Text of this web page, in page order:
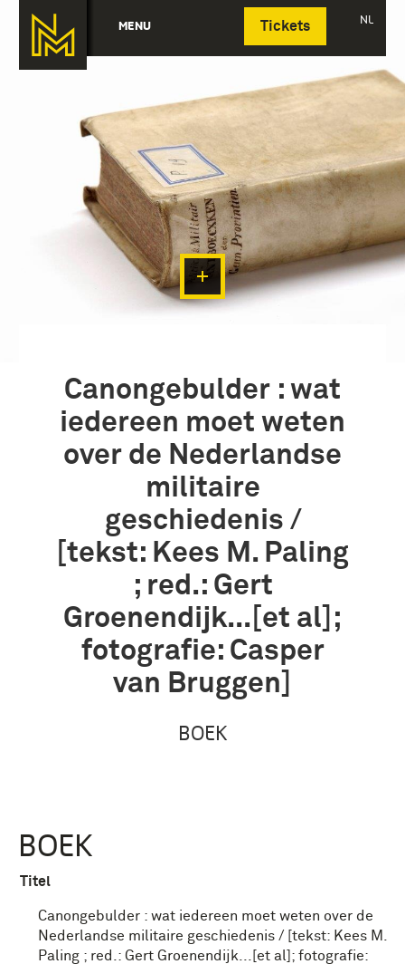
MENU Tickets NL
Deutsch
Canongebulder : wat
iedereen moet weten
over de Nederlandse
militaire
geschiedenis /
[tekst: Kees M. Paling
; red.: Gert
Groenendijk...[et al];
fotografie: Casper
van Bruggen]
BOEK
BOEK
Titel
Canongebulder : wat iedereen moet weten over de
Nederlandse militaire geschiedenis / [tekst: Kees M.
Paling ; red.: Gert Groenendijk...[et al]; fotografie: